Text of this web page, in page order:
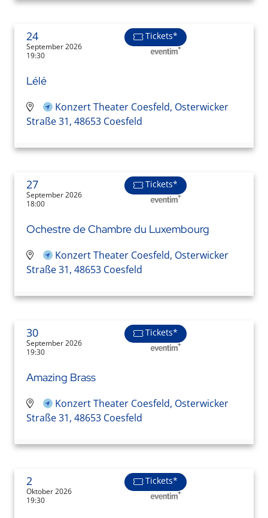
24
September 2026
19:30
Tickets*
Lélé
Konzert Theater Coesfeld, Osterwicker
Straße 31, 48653 Coesfeld
27
September 2026
18:00
Tickets*
Ochestre de Chambre du Luxembourg
Konzert Theater Coesfeld, Osterwicker
Straße 31, 48653 Coesfeld
30
September 2026
19:30
Tickets*
Amazing Brass
Konzert Theater Coesfeld, Osterwicker
Straße 31, 48653 Coesfeld
2
Oktober 2026
19:30
Tickets*